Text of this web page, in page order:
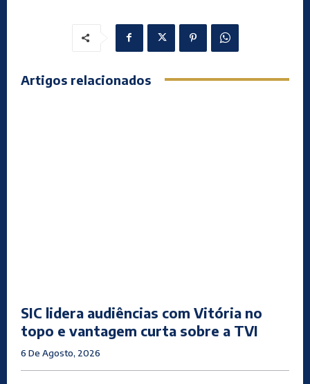
Artigos relacionados
SIC lidera audiências com Vitória no
topo e vantagem curta sobre a TVI
6 De Agosto, 2026